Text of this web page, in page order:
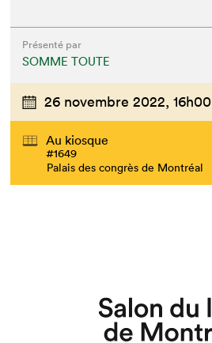
Présenté par
SOMME TOUTE
26 novembre 2022, 16h00
Au kiosque
#1649
Palais des congrès de Montréal